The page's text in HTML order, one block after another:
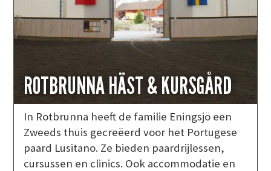
ROTBRUNNA HÄST & KURSGÅRD
In Rotbrunna heeft de familie Eningsjö een
Zweeds thuis gecreëerd voor het Portugese
paard Lusitano. Ze bieden paardrijlessen,
cursussen en clinics. Ook accommodatie en